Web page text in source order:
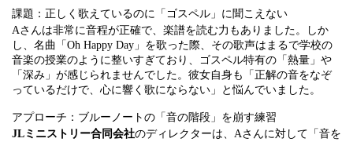
課題：正しく歌えているのに「ゴスペル」に聞こえない
Aさんは非常に音程が正確で、楽譜を読む力もありました。しか
し、名曲「Oh Happy Day」を歌った際、その歌声はまるで学校の
音楽の授業のように整いすぎており、ゴスペル特有の「熱量」や
「深み」が感じられませんでした。彼女自身も「正解の音をなぞ
っているだけで、心に響く歌にならない」と悩んでいました。
アプローチ：ブルーノートの「音の階段」を崩す練習
JLミニストリー合同会社のディレクターは、Aさんに対して「音を